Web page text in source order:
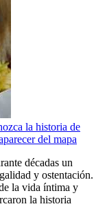
la historia de
del mapa
décadas un
y ostentación.
la vida íntima y
la historia